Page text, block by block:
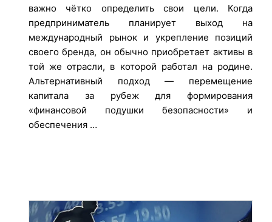
важно чётко определить свои цели. Когда
предприниматель планирует выход на
международный рынок и укрепление позиций
своего бренда, он обычно приобретает активы в
той же отрасли, в которой работал на родине.
Альтернативный подход — перемещение
капитала за рубеж для формирования
«финансовой подушки безопасности» и
обеспечения …